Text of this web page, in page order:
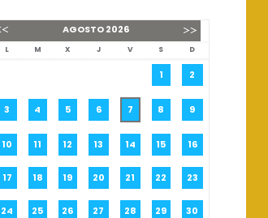
AGOSTO2026
L M X J V S D
1 2
3 4 5 6 7 8 9
10 11 12 13 14 15 16
17 18 19 20 21 22 23
24 25 26 27 28 29 30